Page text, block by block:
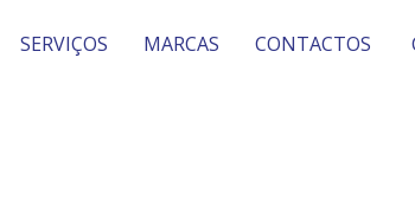
SERVIÇOS MARCAS CONTACTOS